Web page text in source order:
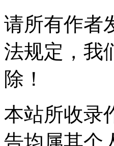
请所有作者
法规定，我
除！
本站所收录